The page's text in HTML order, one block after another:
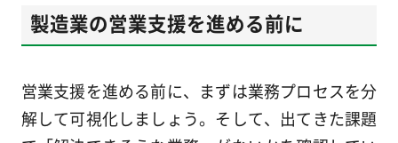
製造業の営業支援を進める前に
営業支援を進める前に、まずは業務プロセスを分
解して可視化しましょう。そして、出てきた課題